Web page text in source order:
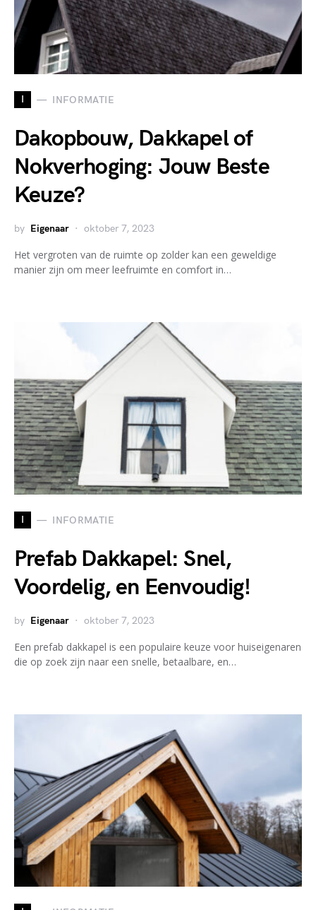
I INFORMATIE
Dakopbouw, Dakkapel of
Nokverhoging: Jouw Beste
Keuze?
by Eigenaar oktober 7, 2023
Het vergroten van de ruimte op zolder kan een geweldige
manier zijn om meer leefruimte en comfort in…
I INFORMATIE
Prefab Dakkapel: Snel,
Voordelig, en Eenvoudig!
by Eigenaar oktober 7, 2023
Een prefab dakkapel is een populaire keuze voor huiseigenaren
die op zoek zijn naar een snelle, betaalbare, en…